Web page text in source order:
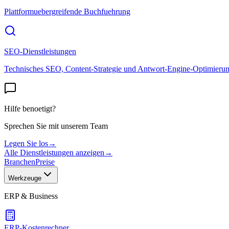
Plattformuebergreifende Buchfuehrung
SEO-Dienstleistungen
Technisches SEO, Content-Strategie und Antwort-Engine-
Hilfe benoetigt?
Sprechen Sie mit unserem Team
Legen Sie los→
Alle Dienstleistungen anzeigen →
BranchenPreise
Werkzeuge
ERP & Business